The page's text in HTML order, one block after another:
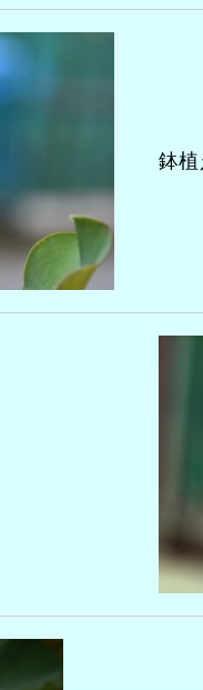
鉢植